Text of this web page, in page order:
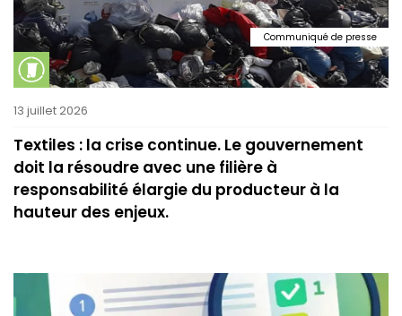
Communiqué de presse
13 juillet 2026
Textiles : la crise continue. Le gouvernement
doit la résoudre avec une filière à
responsabilité élargie du producteur à la
hauteur des enjeux.